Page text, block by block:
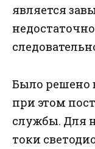
является
Было решено
при этом
службы. Для
токи